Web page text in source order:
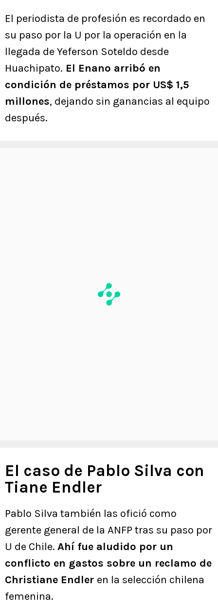
El periodista de profesión es recordado en
su paso por la U por la operación en la
llegada de Yeferson Soteldo desde
Huachipato. El Enano arribó en
condición de préstamos por US$ 1,5
millones, dejando sin ganancias al equipo
después.
El caso de Pablo Silva con
Tiane Endler
Pablo Silva también las ofició como
gerente general de la ANFP tras su paso por
U de Chile. Ahí fue aludido por un
conflicto en gastos sobre un reclamo de
Christiane Endler en la selección chilena
femenina.